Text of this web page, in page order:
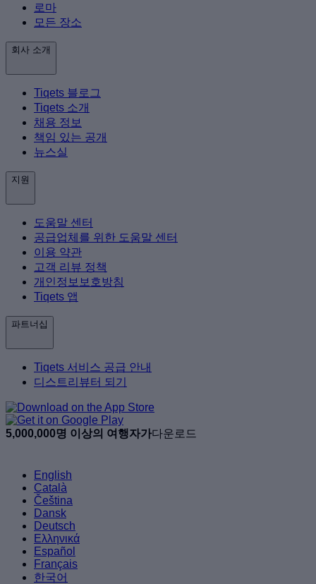
로마
모든 장소
회사 소개
Tiqets 블로그
Tiqets 소개
채용 정보
책임 있는 공개
뉴스실
지원
도움말 센터
공급업체를 위한 도움말 센터
이용 약관
고객 리뷰 정책
개인정보보호방침
Tiqets 앱
파트너십
Tiqets 서비스 공급 안내
디스트리뷰터 되기
5,000,000명 이상의 여행자가다운로드
English
Català
Čeština
Dansk
Deutsch
Ελληνικά
Español
Français
한국어